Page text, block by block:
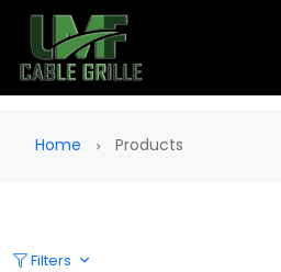
Home Products
Filters